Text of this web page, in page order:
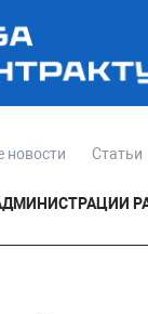
новости Статьи